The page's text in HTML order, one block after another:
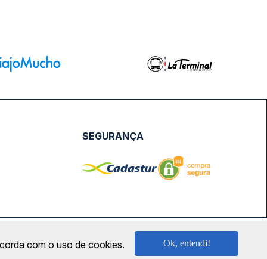
SEGURANÇA
0001-57 | saconibus@queropassagem.com.br
com o uso de cookies. Ok, entendi!